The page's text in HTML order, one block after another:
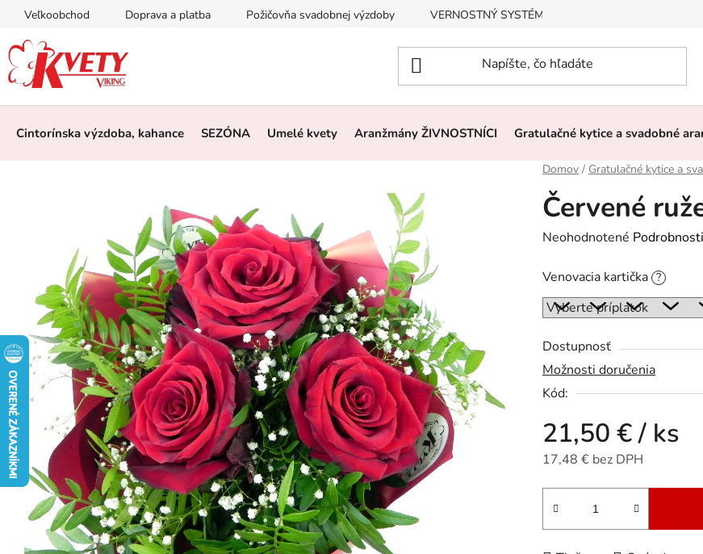
Prejsť
obsah
Veľkoobchod Doprava a platba Požičovňa svadobnej výzdoby VERNOSTNÝ SYSTÉM, ZĽAVY
Cintorínska výzdoba, kahance SEZÓNA Umelé kvety Aranžmány ŽIVNOSTNÍCI Gratulačné kytice a svadobné
Domov / Gratulačné kytice a
Červené
Priemerné
produktu
je
0,0
z
5
hviezdičiek.
Neohodnotené
Venovacia kartička ?
Dostupnosť
Možnosti doručenia
Kód:
21,50 €/ ks
17,48 € bez DPH
Jednotková cena: